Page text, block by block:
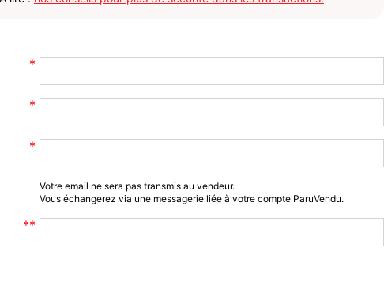
Votre email ne sera pas transmis au vendeur.
Vous échangerez via une messagerie liée à votre compte ParuVendu.